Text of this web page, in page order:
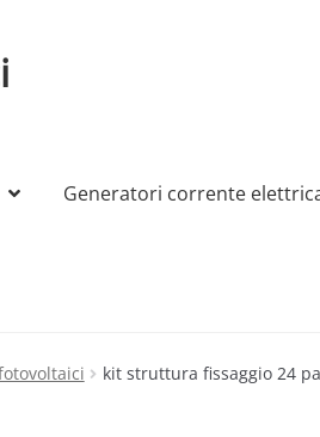
Generatori corrente
account Produttori Sample Page
kit struttura fissaggio 24